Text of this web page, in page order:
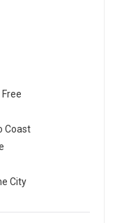
Coast
City